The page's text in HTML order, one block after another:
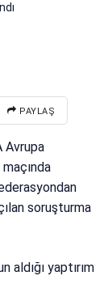
PAYLAŞ
Avrupa
soruşturma
aldığı yaptırım